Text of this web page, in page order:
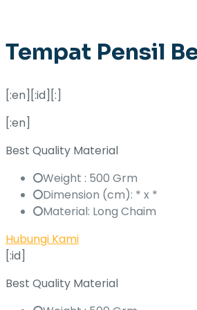
Tempat Pensil
[:en][:id][:]
[:en]
Best Quality Material
Weight : 500 Grm
Dimension (cm): * x *
Material: Long Chaim
Hubungi Kami
[:id]
Best Quality Material